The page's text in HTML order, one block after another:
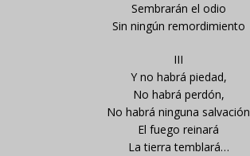
Sembrarán el odio
Sin ningún remordimiento
III
Y no habrá piedad,
No habrá perdón,
No habrá ninguna salvación
El fuego reinará
La tierra temblará…